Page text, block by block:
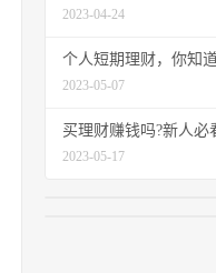
2023-04-24
个人短期理财，你知
2023-05-07
买理财赚钱吗?新人必
2023-05-17